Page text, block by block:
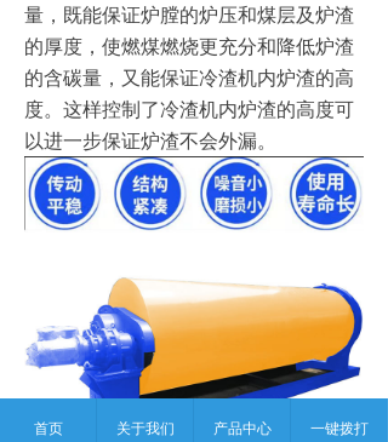
量，既能保证炉膛的炉压和煤层及炉渣
的厚度，使燃煤燃烧更充分和降低炉渣
的含碳量，又能保证冷渣机内炉渣的高
度。这样控制了冷渣机内炉渣的高度可
以进一步保证炉渣不会外漏。
首页 关于我们 产品中心 一键拨打